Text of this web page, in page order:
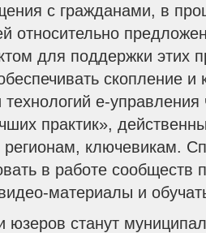
с гражданами, в
относительно
для поддержки этих
скопление
е-управления
практик»,
регионам, ключевикам.
в работе сообществ
материалы и
юзеров станут